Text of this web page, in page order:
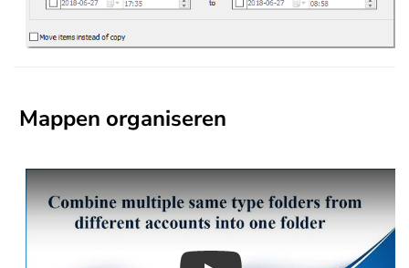
Mappen organiseren